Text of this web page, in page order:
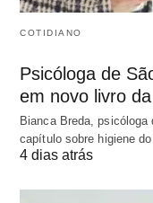
COTIDIANO
Psicóloga de
em novo livro
Bianca Breda, psicóloga
capítulo sobre higiene
4 dias atrás